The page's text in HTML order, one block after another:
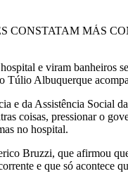
MÁS
e viram banheiros
Túlio Albuquerque
e da Assistência Social
coisas, pressionar o
no hospital.
Bruzzi, que afirmou
e que só acontece